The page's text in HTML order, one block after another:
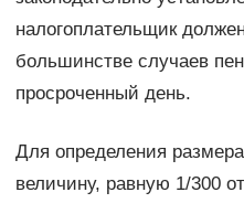
налогоплательщик
большинстве случаев
просроченный день.
Для определения
величину, равную 1/300